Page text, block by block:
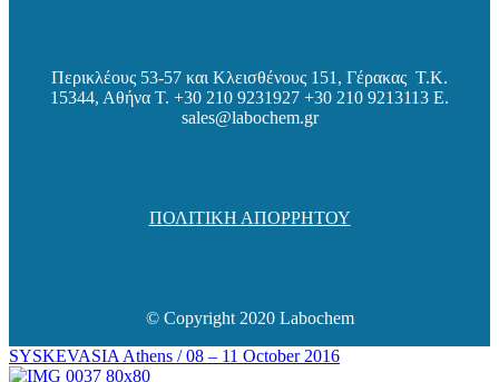
Περικλέους 53-57 και Κλεισθένους 151, Γέρακας Τ.Κ.
15344, Αθήνα Τ. +30 210 9231927 +30 210 9213113 E.
sales@labochem.gr
ΠΟΛΙΤΙΚΗ ΑΠΟΡΡΗΤΟΥ
© Copyright 2020 Labochem
SYSKEVASIA Athens / 08 – 11 October 2016